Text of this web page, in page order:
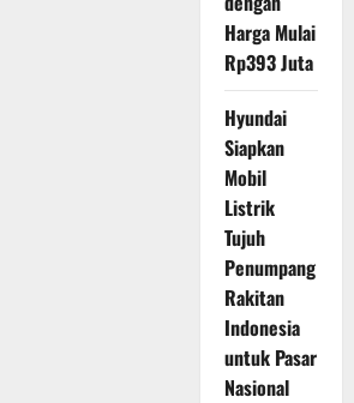
Harga Mulai
Rp393 Juta
Hyundai
Siapkan
Mobil
Listrik
Tujuh
Penumpang
Rakitan
Indonesia
untuk Pasar
Nasional